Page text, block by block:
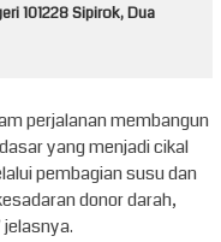
101228 Sipirok, Dua
perjalanan membangun
yang menjadi cikal
pembagian susu dan
donor darah,